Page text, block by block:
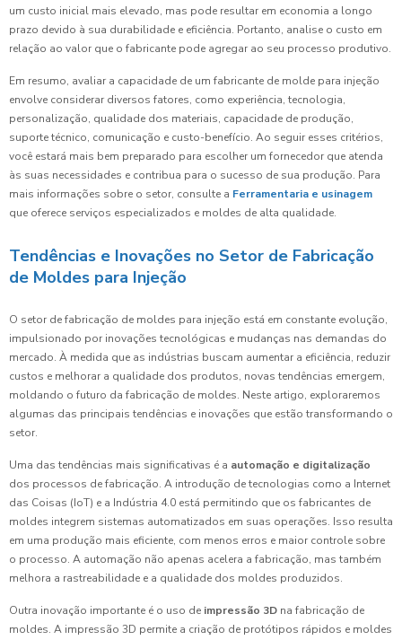
um custo inicial mais elevado, mas pode resultar em economia a longo
prazo devido à sua durabilidade e eficiência. Portanto, analise o custo em
relação ao valor que o fabricante pode agregar ao seu processo produtivo.
Em resumo, avaliar a capacidade de um fabricante de molde para injeção
envolve considerar diversos fatores, como experiência, tecnologia,
personalização, qualidade dos materiais, capacidade de produção,
suporte técnico, comunicação e custo-benefício. Ao seguir esses critérios,
você estará mais bem preparado para escolher um fornecedor que atenda
às suas necessidades e contribua para o sucesso de sua produção. Para
mais informações sobre o setor, consulte a Ferramentaria e usinagem
que oferece serviços especializados e moldes de alta qualidade.
Tendências e Inovações no Setor de Fabricação
de Moldes para Injeção
O setor de fabricação de moldes para injeção está em constante evolução,
impulsionado por inovações tecnológicas e mudanças nas demandas do
mercado. À medida que as indústrias buscam aumentar a eficiência, reduzir
custos e melhorar a qualidade dos produtos, novas tendências emergem,
moldando o futuro da fabricação de moldes. Neste artigo, exploraremos
algumas das principais tendências e inovações que estão transformando o
setor.
Uma das tendências mais significativas é a automação e digitalização
dos processos de fabricação. A introdução de tecnologias como a Internet
das Coisas (IoT) e a Indústria 4.0 está permitindo que os fabricantes de
moldes integrem sistemas automatizados em suas operações. Isso resulta
em uma produção mais eficiente, com menos erros e maior controle sobre
o processo. A automação não apenas acelera a fabricação, mas também
melhora a rastreabilidade e a qualidade dos moldes produzidos.
Outra inovação importante é o uso de impressão 3D na fabricação de
moldes. A impressão 3D permite a criação de protótipos rápidos e moldes